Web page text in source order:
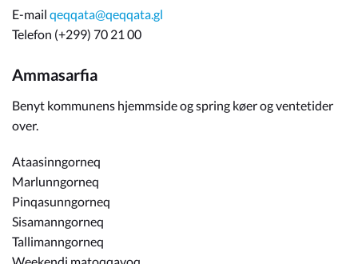
E-mail qeqqata@qeqqata.gl
Telefon (+299) 70 21 00
Ammasarfia
Benyt kommunens hjemmside og spring køer og ventetider
over.
Ataasinngorneq
Marlunngorneq
Pinqasunngorneq
Sisamanngorneq
Tallimanngorneq